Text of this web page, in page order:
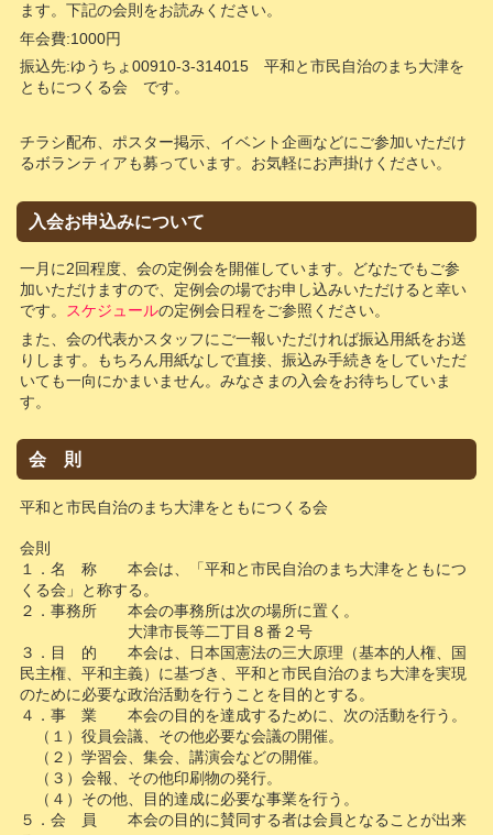
ます。下記の会則をお読みください。
年会費:1000円
振込先:ゆうちょ00910-3-314015 平和と市民自治のまち大津を
ともにつくる会 です。
チラシ配布、ポスター掲示、イベント企画などにご参加いただけ
るボランティアも募っています。お気軽にお声掛けください。
入会お申込みについて
一月に2回程度、会の定例会を開催しています。どなたでもご参
加いただけますので、定例会の場でお申し込みいただけると幸い
です。 スケジュールの定例会日程をご参照ください。
また、会の代表かスタッフにご一報いただければ振込用紙をお送
りします。もちろん用紙なしで直接、振込み手続きをしていただ
いても一向にかまいません。みなさまの入会をお待ちしていま
す。
会 則
平和と市民自治のまち大津をともにつくる会
会則
１．名 称 本会は、「平和と市民自治のまち大津をともにつ
くる会」と称する。
２．事務所 本会の事務所は次の場所に置く。
大津市長等二丁目８番２号
３．目 的 本会は、日本国憲法の三大原理（基本的人権、国
民主権、平和主義）に基づき、平和と市民自治のまち大津を実現
のために必要な政治活動を行うことを目的とする。
４．事 業 本会の目的を達成するために、次の活動を行う。
（１）役員会議、その他必要な会議の開催。
（２）学習会、集会、講演会などの開催。
（３）会報、その他印刷物の発行。
（４）その他、目的達成に必要な事業を行う。
５．会 員 本会の目的に賛同する者は会員となることが出来